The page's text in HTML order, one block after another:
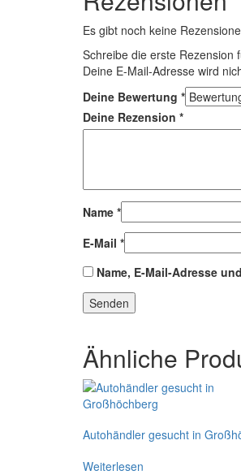
Es gibt noch keine
Schreibe die erste Rezension
Deine E-Mail-Adresse wird
Deine Bewertung *
Deine Rezension *
Name *
E-Mail *
Name, E-Mail-Adresse
Ähnliche
Autohändler gesucht in
Weiterlesen